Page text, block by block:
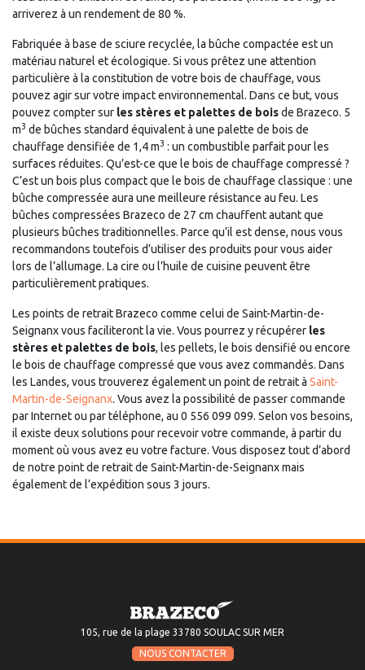
arriverez à un rendement de 80 %.
Fabriquée à base de sciure recyclée, la bûche compactée est un
matériau naturel et écologique. Si vous prêtez une attention
particulière à la constitution de votre bois de chauffage, vous
pouvez agir sur votre impact environnemental. Dans ce but, vous
pouvez compter sur les stères et palettes de boisde Brazeco. 5
m3 de bûches standard équivalent à une palette de bois de
chauffage densifiée de 1,4 m3 : un combustible parfait pour les
surfaces réduites. Qu’est-ce que le bois de chauffage compressé ?
C’est un bois plus compact que le bois de chauffage classique : une
bûche compressée aura une meilleure résistance au feu. Les
bûches compressées Brazeco de 27 cm chauffent autant que
plusieurs bûches traditionnelles. Parce qu’il est dense, nous vous
recommandons toutefois d’utiliser des produits pour vous aider
lors de l’allumage. La cire ou l’huile de cuisine peuvent être
particulièrement pratiques.
Les points de retrait Brazeco comme celui de Saint-Martin-de-
Seignanx vous faciliteront la vie. Vous pourrez y récupérer les
stères et palettes de bois, les pellets, le bois densifié ou encore
le bois de chauffage compressé que vous avez commandés. Dans
les Landes, vous trouverez également un point de retrait à Saint-
Martin-de-Seignanx. Vous avez la possibilité de passer commande
par Internet ou par téléphone, au 0 556 099 099. Selon vos besoins,
il existe deux solutions pour recevoir votre commande, à partir du
moment où vous avez eu votre facture. Vous disposez tout d’abord
de notre point de retrait de Saint-Martin-de-Seignanx mais
également de l’expédition sous 3 jours.
105, rue de la plage 33780 SOULAC SUR MER
NOUS CONTACTER